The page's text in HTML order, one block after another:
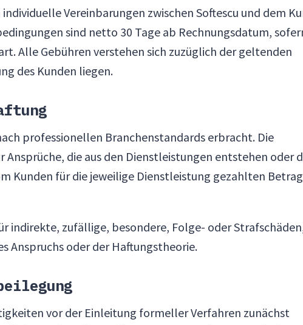
Vereinbarungen zwischen Softescu und dem
sind netto 30 Tage ab Rechnungsdatum,
Alle Gebühren verstehen sich zuzüglich der geltenden
des Kunden liegen.
professionellen Branchenstandards erbracht. Die
Ansprüche, die aus den Dienstleistungen entstehen oder
Kunden für die jeweilige Dienstleistung gezahlten Betrag
indirekte, zufällige, besondere, Folge- oder
Anspruchs oder der Haftungstheorie.
vor der Einleitung formeller Verfahren zunächst